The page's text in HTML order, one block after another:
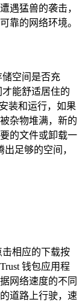
遇猛兽的袭击，
靠的网络环境。
空间是否充
能舒适居住的
装和运行，如果
杂物堆满，新的
的文件或卸载一
足够的空间，
相应的下载按
钱包应用程
网络速度的不同
道路上行驶，速